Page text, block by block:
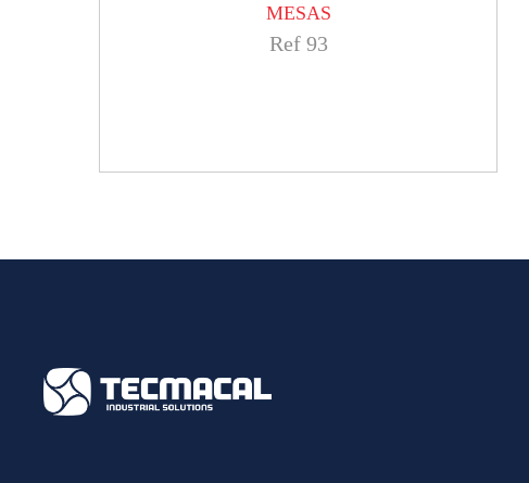
MESAS
Ref 93